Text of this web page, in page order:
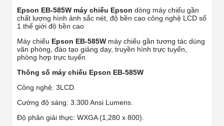
Epson EB-585W máy chiếu Epson dòng máy chiếu gần
chất lượng hình ảnh sắc nét, độ bền cao công nghệ LCD số
1 thế giới độ bền cao
Máy chiếu Epson EB-585W máy chiếu gần tương tác dùng
văn phòng, đào tạo giảng dạy, truyền hình trực tuyến,
phòng hợp trực tuyến
Thông số máy chiếu Epson EB-585W
Công nghệ: 3LCD.
Cường độ sáng: 3.300 Ansi Lumens.
Độ phân giải thực: WXGA (1,280 x 800).